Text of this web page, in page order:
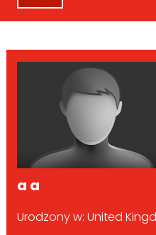
a a
Urodzony w: United